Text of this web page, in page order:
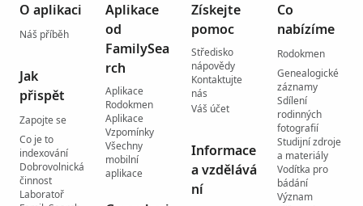
O aplikaci
Náš příběh
Jak
přispět
Zapojte se
Co je to
indexování
Dobrovolnická
činnost
Laboratoř
Aplikace
od
FamilySea
rch
Aplikace
Rodokmen
Aplikace
Vzpomínky
Všechny
mobilní
aplikace
Získejte
pomoc
Středisko
nápovědy
Kontaktujte
nás
Váš účet
Informace
a vzdělává
ní
Co
nabízíme
Rodokmen
Genealogické
záznamy
Sdílení
rodinných
fotografií
Studijní zdroje
a materiály
Vodítka pro
bádání
Význam